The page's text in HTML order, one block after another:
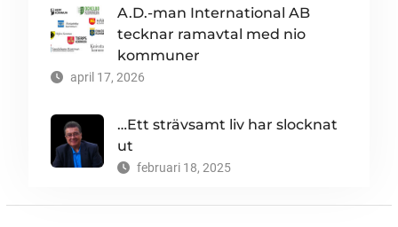
A.D.-man International AB
tecknar ramavtal med nio
kommuner
april 17, 2026
…Ett strävsamt liv har slocknat
ut
februari 18, 2025